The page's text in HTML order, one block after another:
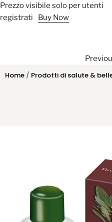
Prezzo visibile solo per utenti
registrati
Buy Now
Home / Prodotti di salute &